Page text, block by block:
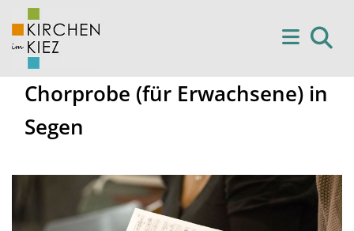
Chorprobe (für Erwachsene) in
Segen